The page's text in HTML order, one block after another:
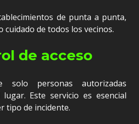
de punta a punta,
cuidado de todos los vecinos.
de acceso
solo personas autorizadas
Este servicio es esencial
tipo de incidente.